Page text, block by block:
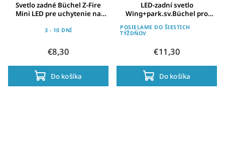
Svetlo zadné Büchel Z-Fire
Mini LED pre uchytenie na
3 - 10 DNÍ
€8,30
Do košíka
LED-zadní svetlo
Wing+park.sv.Büchel pro
uchyc.na nosic, E-Version
POSIELAME DO ŠIESTICH
TÝŽDŇOV
€11,30
Do košíka